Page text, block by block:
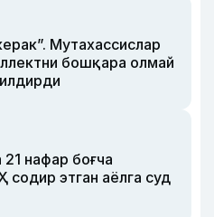
Мутахассислар
бошқара олмай
нафар боғча
этган аёлга суд